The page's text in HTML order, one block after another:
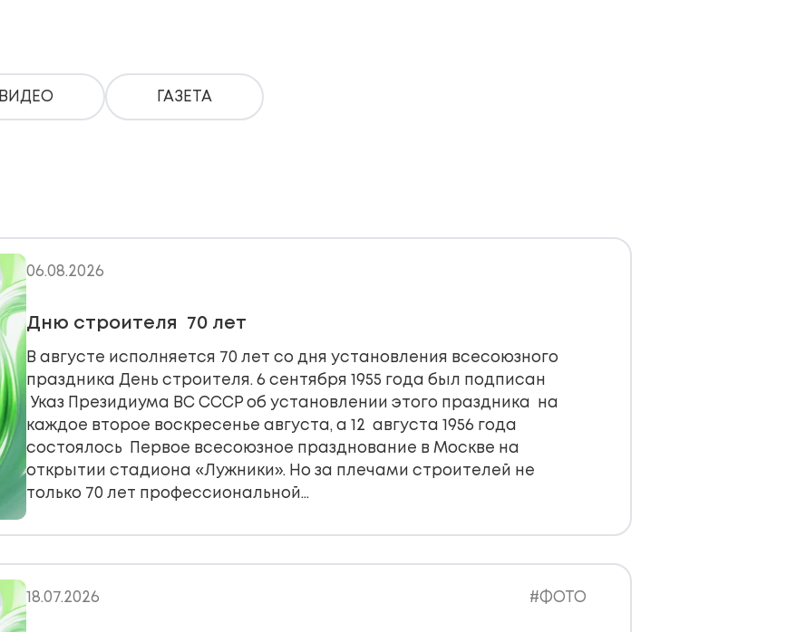
ВИДЕО ГАЗЕТА
06.08.2026
Дню строителя 70 лет
В августе исполняется 70 лет со дня установления всесоюзного
праздника День строителя. 6 сентября 1955 года был подписан
Указ Президиума ВС СССР об установлении этого праздника на
каждое второе воскресенье августа, а 12 августа 1956 года
состоялось Первое всесоюзное празднование в Москве на
открытии стадиона «Лужники». Но за плечами строителей не
только 70 лет профессиональной…
18.07.2026 #ФОТО